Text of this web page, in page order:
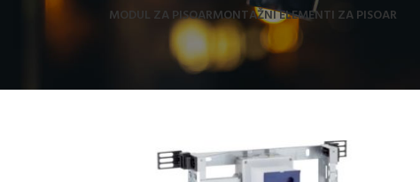
MODUL ZA PISOARMONTAŽNI ELEMENTI ZA PISOAR